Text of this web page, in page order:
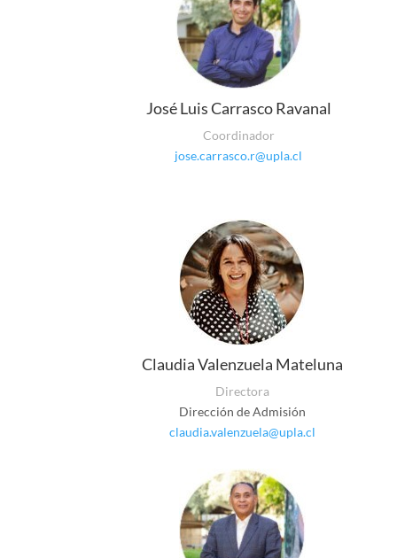
José Luis Carrasco Ravanal
Coordinador
jose.carrasco.r@upla.cl
Claudia Valenzuela Mateluna
Directora
Dirección de Admisión
claudia.valenzuela@upla.cl